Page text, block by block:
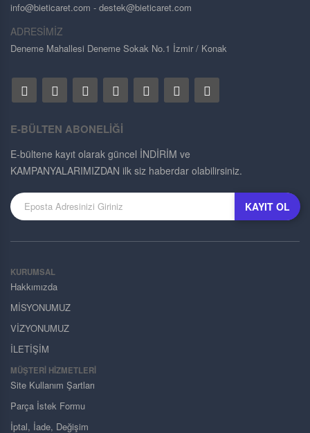
info@bieticaret.com - destek@bieticaret.com
ADRESİMİZ
Deneme Mahallesi Deneme Sokak No.1 İzmir / Konak
E-BÜLTEN ABONELİĞİ
E-bültene kayıt olarak güncel İNDİRİM ve
KAMPANYALARIMIZDAN ilk siz haberdar olabilirsiniz.
KAYIT OL
KURUMSAL
Hakkımızda
MİSYONUMUZ
VİZYONUMUZ
İLETİŞİM
MÜŞTERI HIZMETLERI
Site Kullanım Şartları
Parça İstek Formu
İptal, İade, Değişim